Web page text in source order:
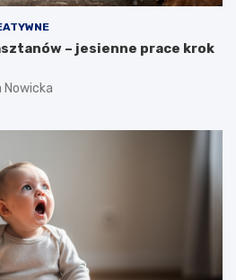
– jesienne prace krok
Nowicka